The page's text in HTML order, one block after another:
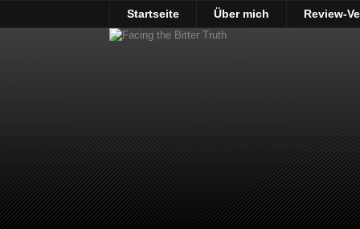
Startseite Über mich Review-